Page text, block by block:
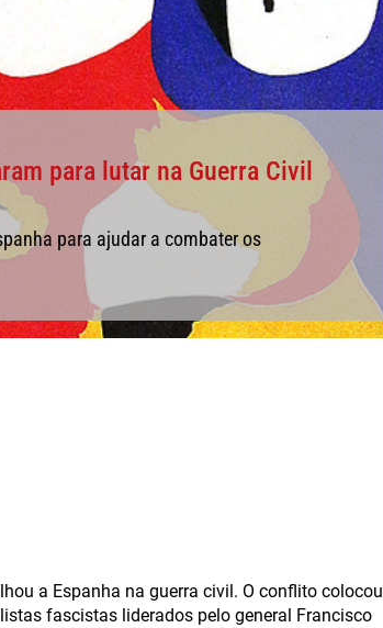
para lutar na Guerra Civil
para ajudar a combater os
a Espanha na guerra civil. O conflito colocou
fascistas liderados pelo general Francisco